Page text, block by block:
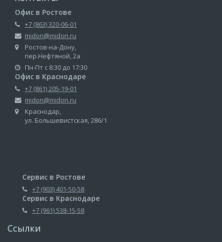
Офис в Ростове
+7 (863) 320-06-01
midon@midon.ru
Ростов-на-Дону,
пер.Нефтяной, 2а
Пн-Пт с 8:30 до 17:30
Офис в Краснодаре
+7 (861) 205-19-01
midon@midon.ru
Краснодар,
ул. Большевистская, 286/1
Сервис в Ростове
+7 (903) 401-50-58
Сервис в Краснодаре
+7 (961) 538-15-58
Ссылки